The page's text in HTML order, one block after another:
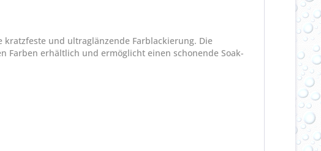
kratzfeste und ultraglänzende Farblackierung. Die
Farben erhältlich und ermöglicht einen schonende Soak-